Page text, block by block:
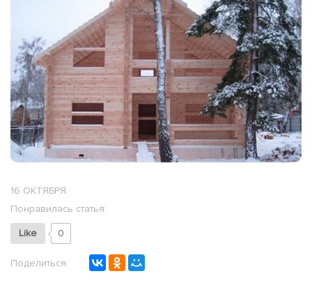
16 ОКТЯБРЯ
Понравилась статья:
Like 0
Поделиться: